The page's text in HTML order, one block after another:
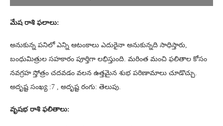
మేష రాశి ఫలాలు:
అనుకున్న పనిలో ఎన్ని ఆటంకాలు ఎదురైనా అనుకున్నది సాధిస్తారు,
బంధుమిత్రుల సహకారం పూర్తిగా లభిస్తుంది. మరింత మంచి ఫలితాల కోసం
నవగ్రహ స్తోత్రం చదవడం వలన ఉత్తమైన శుభ పరిణామాలు చూడొచ్చు.
అదృష్ట సంఖ్య :7 , అదృష్ట రంగు: తెలుపు.
వృషభ రాశి ఫలితాలు: